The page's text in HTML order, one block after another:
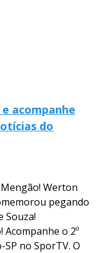
acompanhe
do
Werton
pegando
Souza!
o 2º
no SporTV. O